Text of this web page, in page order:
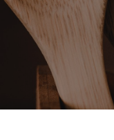
KIDS